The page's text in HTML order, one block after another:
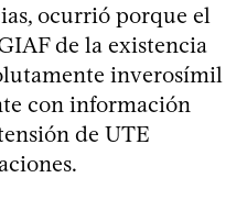
ocurrió porque el
de la existencia
inverosímil
con información
de UTE